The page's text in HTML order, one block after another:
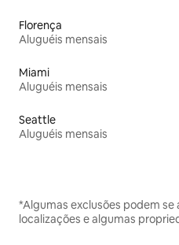
Florença
Aluguéis mensais
Miami
Aluguéis mensais
Seattle
Aluguéis mensais
*Algumas exclusões podem
localizações e algumas